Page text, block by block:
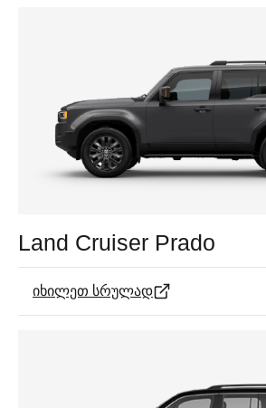
Land Cruiser Prado
იხილეთ სრულად